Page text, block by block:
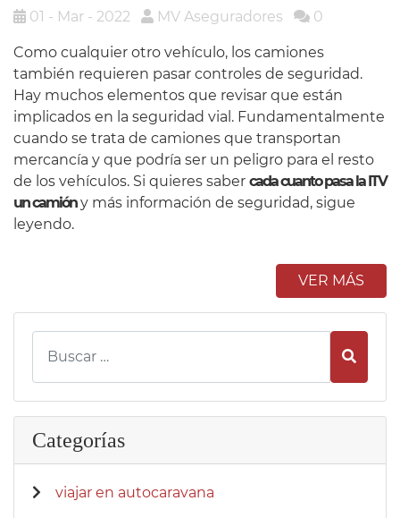
01 - Mar - 2022 MV Aseguradores 0
Como cualquier otro vehículo, los camiones
también requieren pasar controles de seguridad.
Hay muchos elementos que revisar que están
implicados en la seguridad vial. Fundamentalmente
cuando se trata de camiones que transportan
mercancía y que podría ser un peligro para el resto
de los vehículos. Si quieres saber cada cuanto pasa la ITV
un camióny más información de seguridad, sigue
leyendo.
VER MÁS
Categorías
viajar en autocaravana